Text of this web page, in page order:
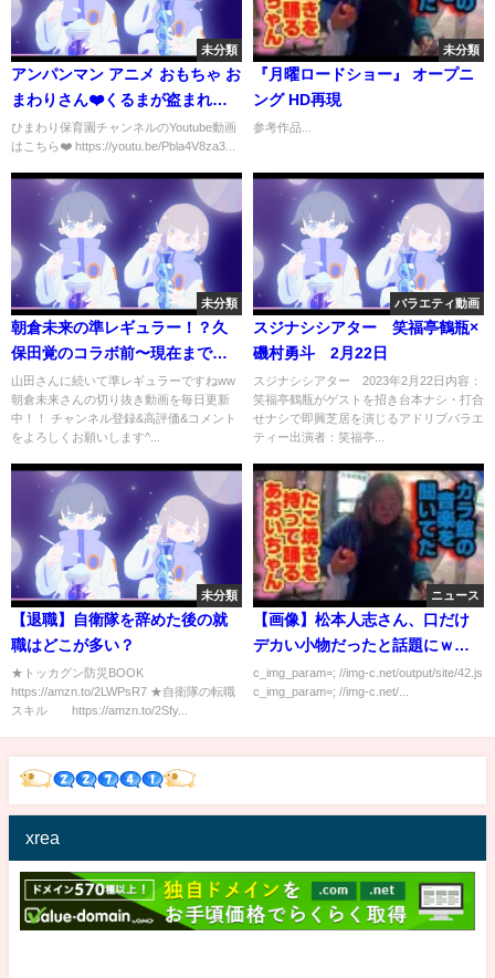
未分類
アンパンマン アニメ おもちゃ お
まわりさん❤️くるまが盗まれち
ゃった！手錠で犯人を逮捕！牢
屋に入れるよ⭐
ひまわり保育園チャンネルのYoutube動画
はこちら❤️ https://youtu.be/Pbla4V8za3...
未分類
『月曜ロードショー』 オープニ
ング HD再現
参考作品...
未分類
朝倉未来の準レギュラー！？久
保田覚のコラボ前〜現在までの
変化が別人過ぎたww【まとめ/切
り抜き】
山田さんに続いて準レギュラーですねww
朝倉未来さんの切り抜き動画を毎日更新
中！！ チャンネル登録&高評価&コメント
をよろしくお願いします^...
バラエティ動画
スジナシシアター 笑福亭鶴瓶×
磯村勇斗 2月22日
スジナシシアター 2023年2月22日内容：
笑福亭鶴瓶がゲストを招き台本ナシ・打合
せナシで即興芝居を演じるアドリブバラエ
ティー出演者：笑福亭...
未分類
【退職】自衛隊を辞めた後の就
職はどこが多い？
★トッカグン防災BOOK
https://amzn.to/2LWPsR7 ★自衛隊の転職
スキル https://amzn.to/2Sfy...
ニュース
【画像】松本人志さん、口だけ
デカい小物だったと話題にｗｗ
ｗｗｗ
c_img_param=; //img-c.net/output/site/42.js
c_img_param=; //img-c.net/...
xrea